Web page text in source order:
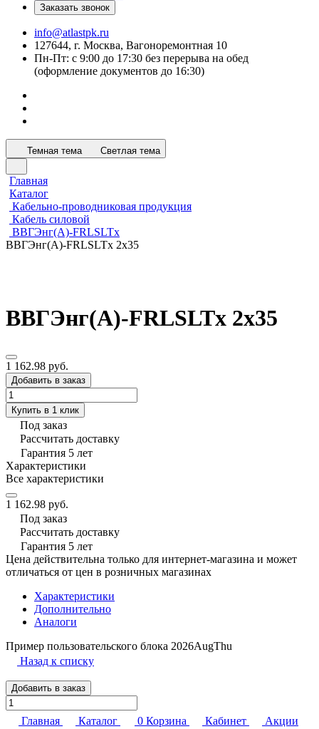
Заказать звонок
info@atlastpk.ru
127644, г. Москва, Вагоноремонтная 10
Пн-Пт: с 9:00 до 17:30 без перерыва на обед
(оформление документов до 16:30)
Темная тема Светлая тема
Главная
Каталог
Кабельно-проводниковая продукция
Кабель силовой
ВВГЭнг(А)-FRLSLTx
ВВГЭнг(А)-FRLSLTx 2х35
ВВГЭнг(А)-FRLSLTx 2х35
1 162.98 руб.
Добавить в заказ
Купить в 1 клик
Под заказ
Рассчитать доставку
Гарантия 5 лет
Характеристики
Все характеристики
1 162.98 руб.
Под заказ
Рассчитать доставку
Гарантия 5 лет
Цена действительна только для интернет-магазина и может
отличаться от цен в розничных магазинах
Характеристики
Дополнительно
Аналоги
Пример пользовательского блока 2026AugThu
Назад к списку
Добавить в заказ
Главная Каталог 0 Корзина Кабинет
Акции